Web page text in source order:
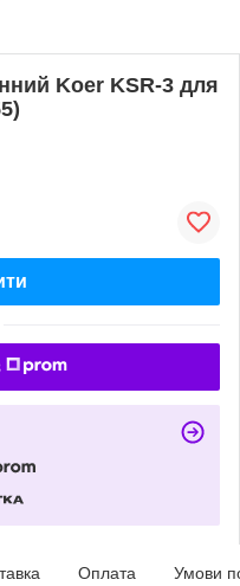
Koer KSR-3 для
Оплата Умови